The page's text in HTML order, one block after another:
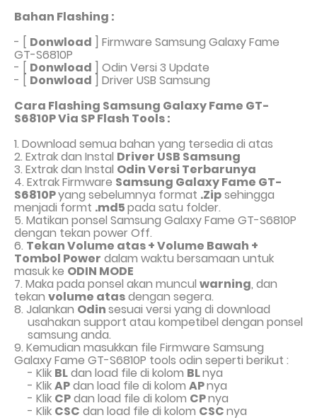
Bahan Flashing :
- [ Donwload ] Firmware Samsung Galaxy Fame
GT-S6810P
- [ Donwload ] Odin Versi 3 Update
- [ Donwload ] Driver USB Samsung
Cara Flashing Samsung Galaxy Fame GT-
S6810P Via SP Flash Tools :
1. Download semua bahan yang tersedia di atas
2. Extrak dan Instal Driver USB Samsung
3. Extrak dan Instal Odin Versi Terbarunya
4. Extrak Firmware Samsung Galaxy Fame GT-
S6810Pyang sebelumnya format .Zipsehingga
menjadi formt .md5pada satu folder.
5. Matikan ponsel Samsung Galaxy Fame GT-S6810P
dengan tekan power Off.
6. Tekan Volume atas + Volume Bawah +
Tombol Power dalam waktu bersamaan untuk
masuk ke ODIN MODE
7. Maka pada ponsel akan muncul warning, dan
tekan volume atasdengan segera.
8. Jalankan Odinsesuai versi yang di download
usahakan support atau kompetibel dengan ponsel
samsung anda.
9. Kemudian masukkan file Firmware Samsung
Galaxy Fame GT-S6810P tools odin seperti berikut :
- Klik BLdan load file di kolom BLnya
- KlikAPdan load file di kolom APnya
- Klik CPdan load file di kolom CPnya
- Klik CSC dan load file di kolom CSCnya